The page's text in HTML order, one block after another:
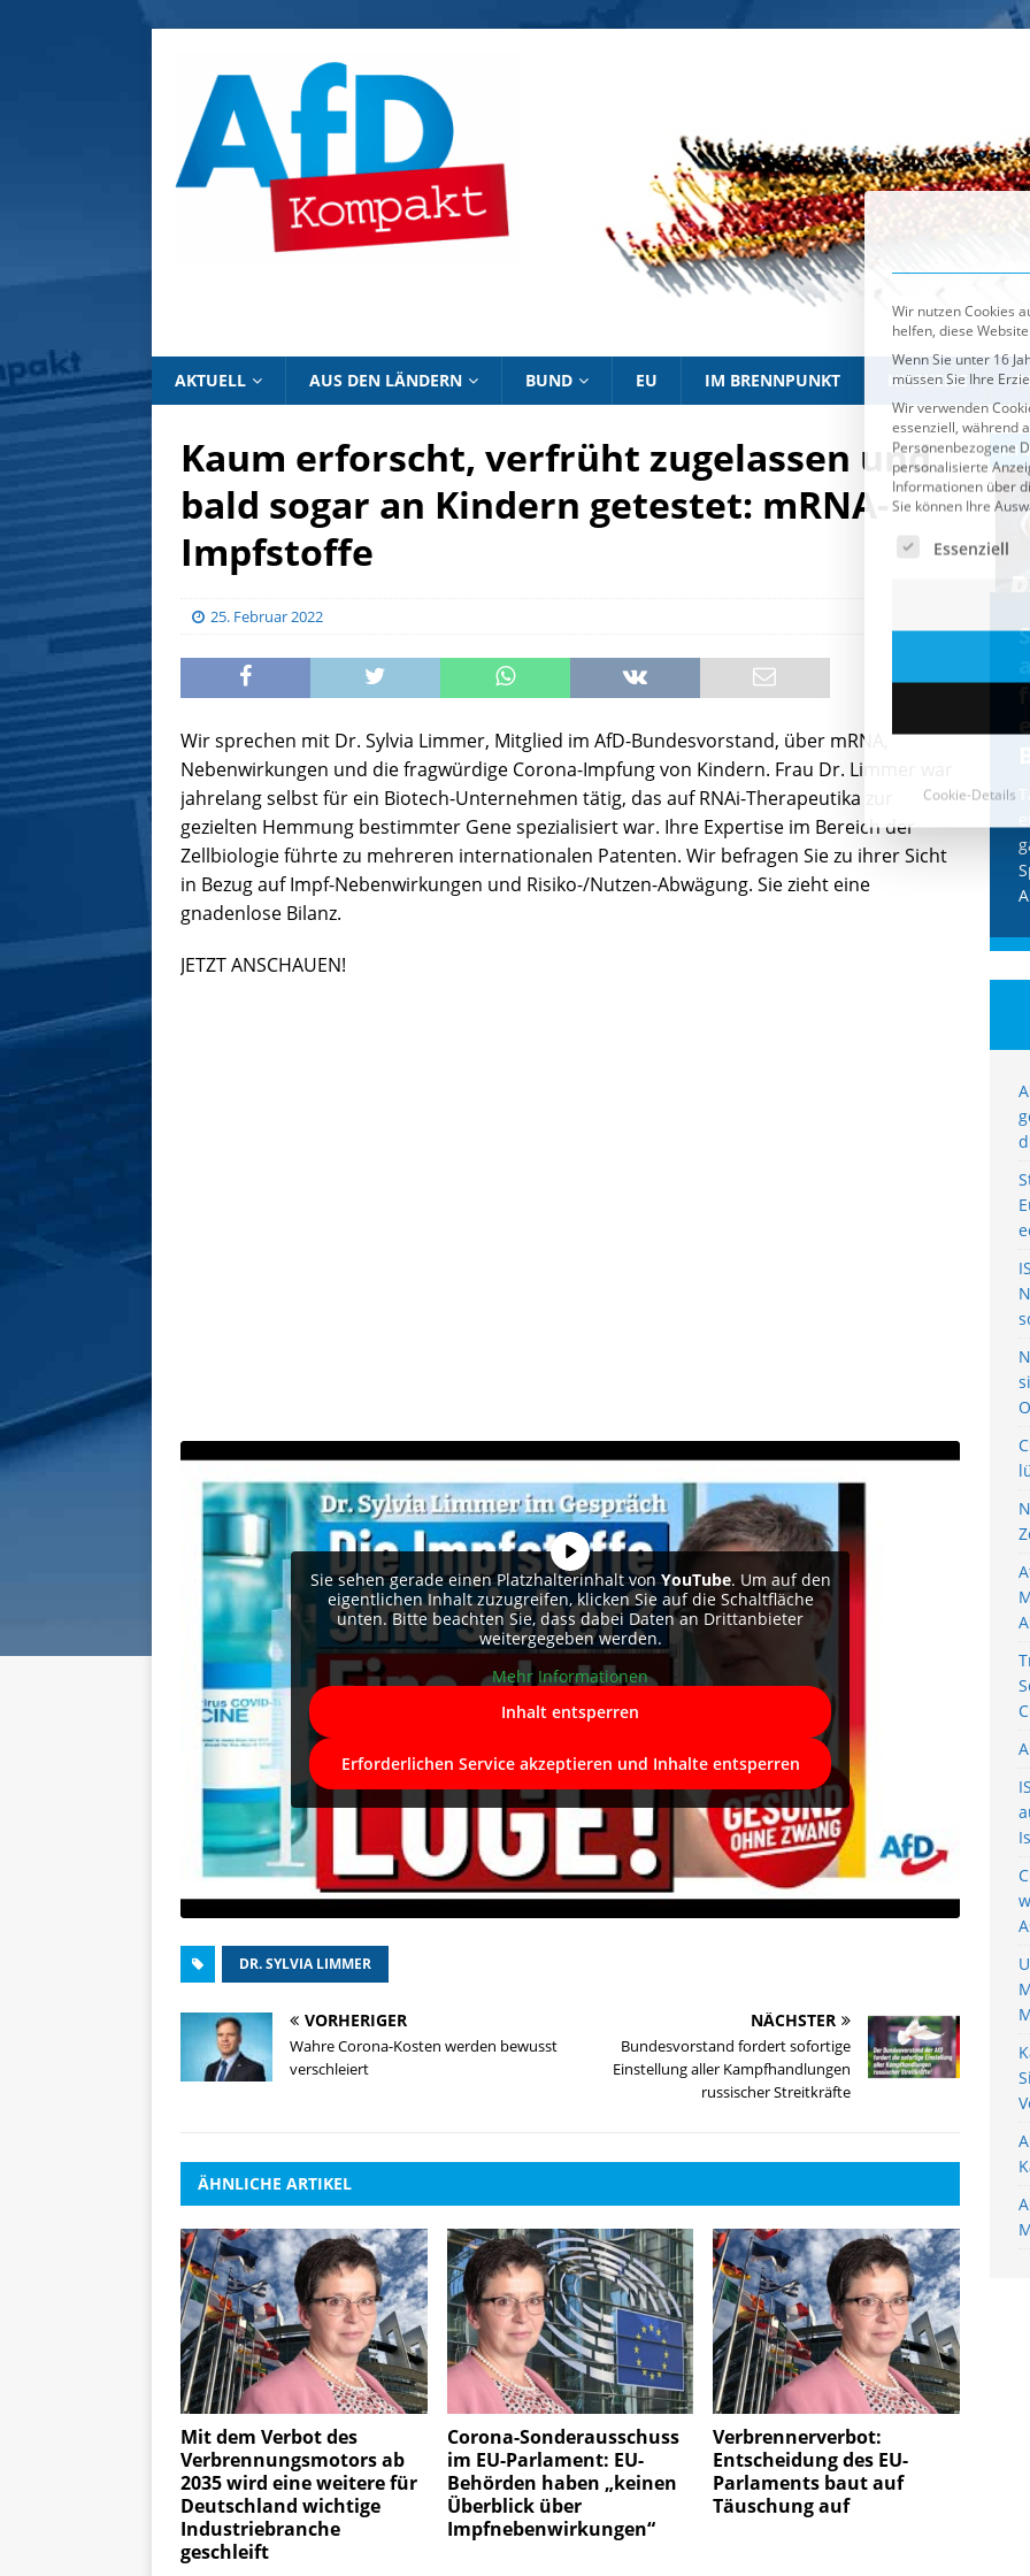
AKTUELL AUS DEN LÄNDERN BUND EU IM BRENNPUNKT HINWEISE
Kaum erforscht, verfrüht zugelassen und
bald sogar an Kindern getestet: mRNA-
Impfstoffe
25. Februar 2022
Wir sprechen mit Dr. Sylvia Limmer, Mitglied im AfD-Bundesvorstand, über mRNA,
Nebenwirkungen und die fragwürdige Corona-Impfung von Kindern. Frau Dr. Limmer war
jahrelang selbst für ein Biotech-Unternehmen tätig, das auf RNAi-Therapeutika zur
gezielten Hemmung bestimmter Gene spezialisiert war. Ihre Expertise im Bereich der
Zellbiologie führte zu mehreren internationalen Patenten. Wir befragen Sie zu ihrer Sicht
in Bezug auf Impf-Nebenwirkungen und Risiko-/Nutzen-Abwägung. Sie zieht eine
gnadenlose Bilanz.
JETZT ANSCHAUEN!
Sie sehen gerade einen Platzhalterinhalt vonYouTube. Um auf den
eigentlichen Inhalt zuzugreifen, klicken Sie auf die Schaltfläche
unten. Bitte beachten Sie, dass dabei Daten an Drittanbieter
weitergegeben werden.
Mehr Informationen
Inhalt entsperren
Erforderlichen Service akzeptieren und Inhalte entsperren
DR. SYLVIA LIMMER
VORHERIGER
Wahre Corona-Kosten werden bewusst
verschleiert
NÄCHSTER
Bundesvorstand fordert sofortige
Einstellung aller Kampfhandlungen
russischer Streitkräfte
ÄHNLICHE ARTIKEL
Mit dem Verbot des
Verbrennungsmotors ab
2035 wird eine weitere für
Deutschland wichtige
Industriebranche
geschleift
Corona-Sonderausschuss
im EU-Parlament: EU-
Behörden haben „keinen
Überblick über
Impfnebenwirkungen“
Verbrennerverbot:
Entscheidung des EU-
Parlaments baut auf
Täuschung auf
IM BRENNPUNKT
CDU & Ampel wollen nach
der Wahl wieder Afghanen
einfliegen: Zeit für ein
Asylmoratorium!
Die Bundesregierung und die CDU
halten die Wähler für dumm! Weil die
Stimmung wegen der von Afghanen
verübten Anschläge kippte, wurden die
Flüge vor der[...]
IM
Wir nutzen Cookies
helfen, diese
Wenn Sie unter 16
Wir verwenden
essenziell, während
Personenbezogene
Informationen über
Sie können Ihre
Es folgt eine
Essenziell